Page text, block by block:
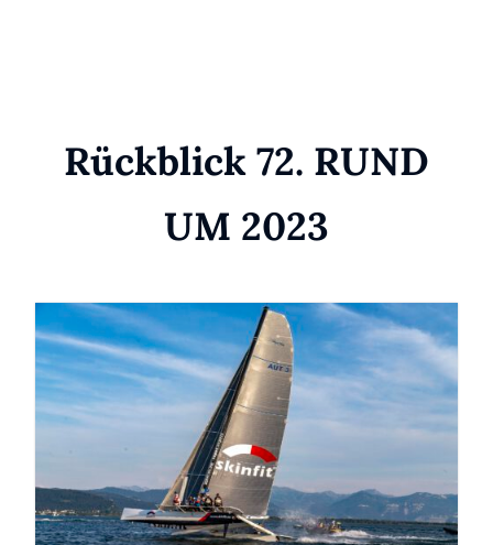
Rückblick 72. RUND
UM 2023